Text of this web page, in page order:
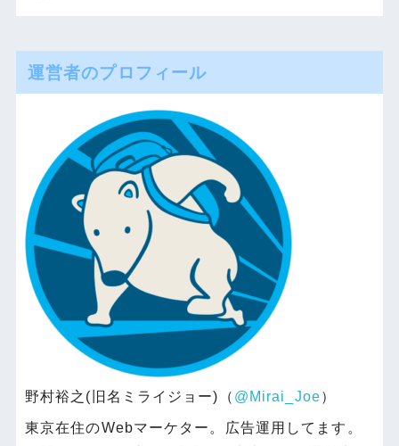
運営者のプロフィール
野村裕之(旧名ミライジョー)（ @Mirai_Joe）
東京在住のWebマーケター。広告運用してます。